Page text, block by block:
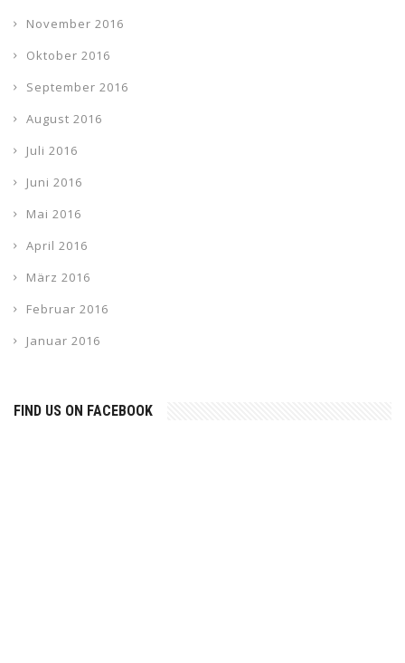
November 2016
Oktober 2016
September 2016
August 2016
Juli 2016
Juni 2016
Mai 2016
April 2016
März 2016
Februar 2016
Januar 2016
FIND US ON FACEBOOK